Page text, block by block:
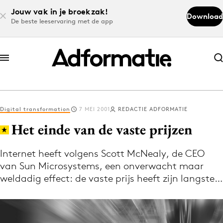
Jouw vak in je broekzak!
De beste leeservaring met de app
Download
Abonneer nu
Abonneer nu
Log in
Download de app
Volg het laatste nieuws via de Adformatie
Nieuws app
Digital transformation 7 MEI 2001 REDACTIE ADFORMATIE
Het einde van de vaste prijzen
Internet heeft volgens Scott McNealy, de CEO
van Sun Microsystems, een onverwacht maar
weldadig effect: de vaste prijs heeft zijn langste…